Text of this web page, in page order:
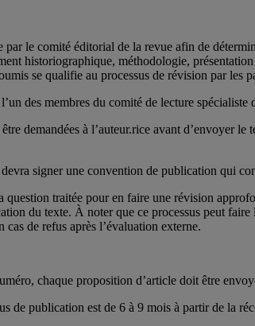
le comité éditorial de la revue afin de
historiographique, méthodologie,
se qualifie au processus de révision par les
des membres du comité de lecture
demandées à l’auteur.rice avant d’envoyer
signer une convention de publication qui
traitée pour en faire une révision
du texte. À noter que ce processus peut
de refus après l’évaluation externe.
chaque proposition d’article doit être
de publication est de 6 à 9 mois à partir de la